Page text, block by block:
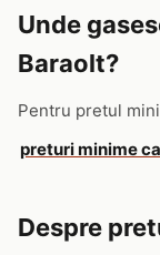
Unde
Baraolt?
Pentru pretul
preturi minime
Despre